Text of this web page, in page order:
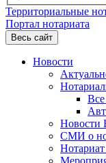
Территориальные
Портал нотариата
Весь сайт
Новости
Новости
СМИ о